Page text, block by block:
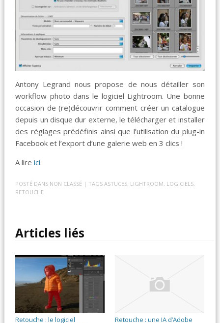
Antony Legrand nous propose de nous détailler son
workflow photo dans le logiciel Lightroom. Une bonne
occasion de (re)découvrir comment créer un catalogue
depuis un disque dur externe, le télécharger et installer
des réglages prédéfinis ainsi que l’utilisation du plug-in
Facebook et l’export d’une galerie web en 3 clics !
A lireici.
POSTÉ DANS NON CLASSÉ | TAGSASTUCES, LIGHTROOM, LOGICIELS,
RETOUCHE
Articles liés
Retouche : le logiciel
Retouche : une IA d’Adobe